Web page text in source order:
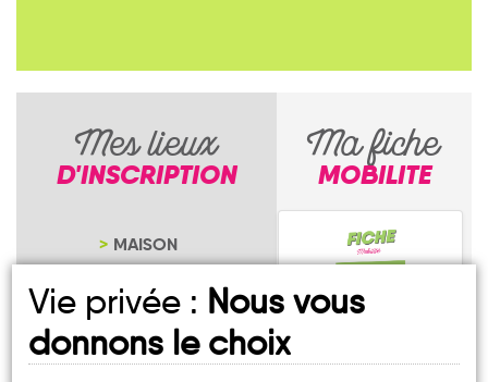
Mes lieux
D'INSCRIPTION
MAISON
CANTONALE
NOTRE PAGE
D'INSCRIPTION
Ma fiche
MOBILITE
Vie privée : Nous vous
donnons le choix